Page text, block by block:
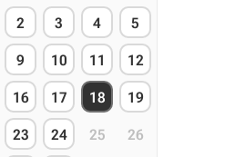
2 3 4 5
9 10 11 12
16 17 18 19
23 24 25 26